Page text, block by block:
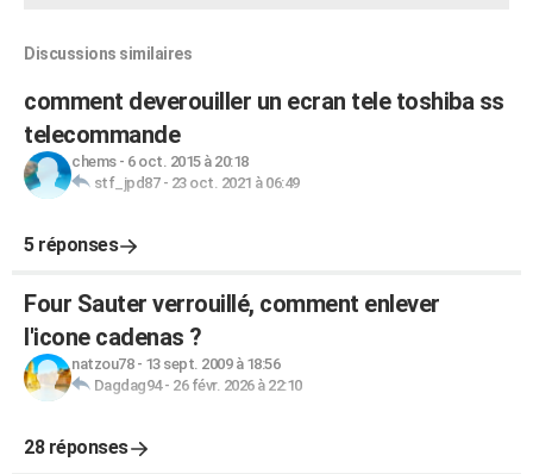
Discussions similaires
comment deverouiller un ecran tele toshiba ss
telecommande
chems- 6 oct. 2015 à 20:18
stf_jpd87- 23 oct. 2021 à 06:49
5 réponses
Four Sauter verrouillé, comment enlever
l'icone cadenas ?
natzou78- 13 sept. 2009 à 18:56
Dagdag94- 26 févr. 2026 à 22:10
28 réponses